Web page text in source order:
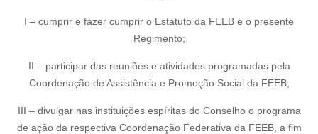
I – cumprir e fazer cumprir o Estatuto da FEEB e o presente
Regimento;
II – participar das reuniões e atividades programadas pela
Coordenação de Assistência e Promoção Social da FEEB;
III – divulgar nas instituições espíritas do Conselho o programa
de ação da respectiva Coordenação Federativa da FEEB, a fim